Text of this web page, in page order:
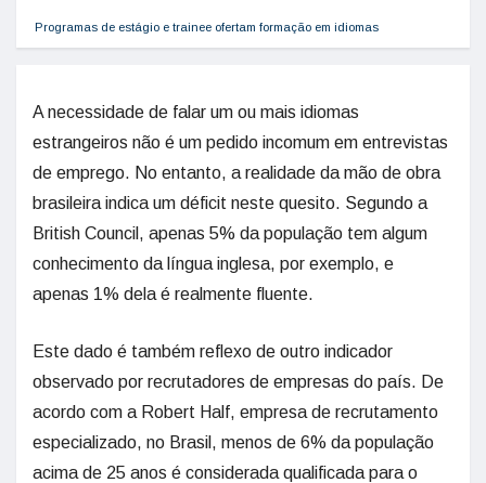
Programas de estágio e trainee ofertam formação em idiomas
A necessidade de falar um ou mais idiomas
estrangeiros não é um pedido incomum em entrevistas
de emprego. No entanto, a realidade da mão de obra
brasileira indica um déficit neste quesito. Segundo a
British Council, apenas 5% da população tem algum
conhecimento da língua inglesa, por exemplo, e
apenas 1% dela é realmente fluente.
Este dado é também reflexo de outro indicador
observado por recrutadores de empresas do país. De
acordo com a Robert Half, empresa de recrutamento
especializado, no Brasil, menos de 6% da população
acima de 25 anos é considerada qualificada para o